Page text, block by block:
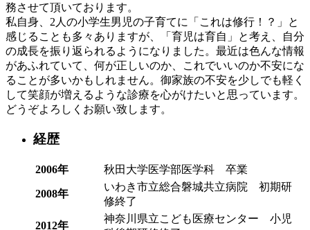
務させて頂いております。
私自身、2人の小学生男児の子育てに「これは修行！？」と
感じることも多々ありますが、「育児は育自」と考え、自分
の成長を振り返られるようになりました。最近は色んな情報
があふれていて、何が正しいのか、これでいいのか不安にな
ることが多いかもしれません。御家族の不安を少しでも軽く
して笑顔が増えるような診療を心がけたいと思っています。
どうぞよろしくお願い致します。
経歴
2006年 秋田大学医学部医学科 卒業
2008年
いわき市立総合磐城共立病院 初期研
修終了
2012年
神奈川県立こども医療センター 小児